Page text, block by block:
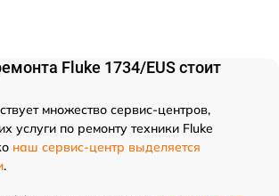
Fluke 1734/EUS стоит
множество сервис-центров,
услуги по ремонту техники Fluke
наш сервис-центр выделяется
.